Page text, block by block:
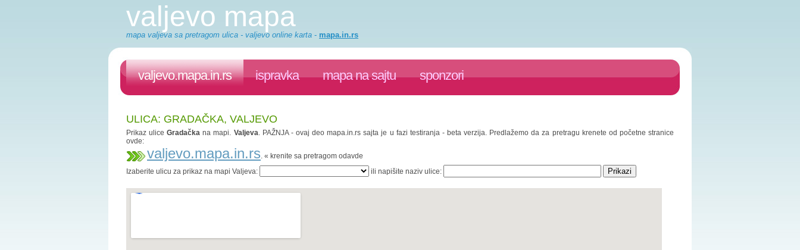
valjevo mapa
mapa valjeva sa pretragom ulica - valjevo online karta - mapa.in.rs
valjevo.mapa.in.rs ispravka mapa na sajtu sponzori
ULICA: GRADAČKA, VALJEVO
Prikaz uliceGradačka na mapi. Valjeva. PAŽNJA - ovaj deo mapa.in.rs sajta je u fazi testiranja - beta verzija. Predlažemo da za pretragu krenete od početne stranice
ovde:
valjevo.mapa.in.rs. « krenite sa pretragom odavde
Izaberite ulicu za prikaz na mapi Valjeva:
ili napišite naziv ulice: